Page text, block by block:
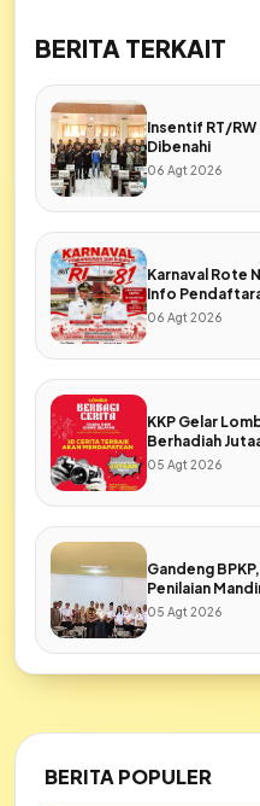
BERITA TERKAIT
Insentif RT/RW
Dibenahi
06 Agt 2026
Karnaval Rote
Info
06 Agt 2026
KKP Gelar
Berhadiah
05 Agt 2026
Gandeng
Penilaian
05 Agt 2026
BERITA POPULER